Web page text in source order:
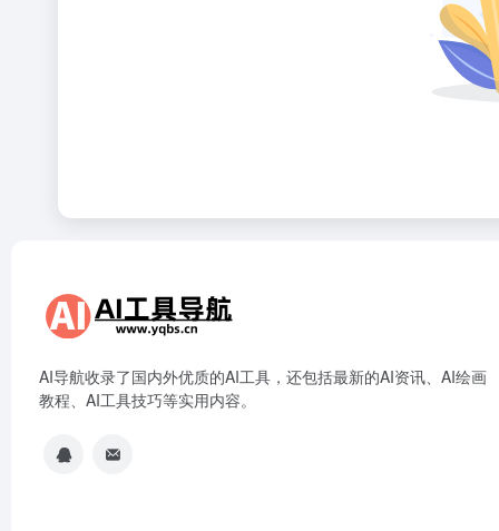
AI导航收录了国内外优质的AI工具，还包括最新的AI资讯、AI绘画
教程、AI工具技巧等实用内容。